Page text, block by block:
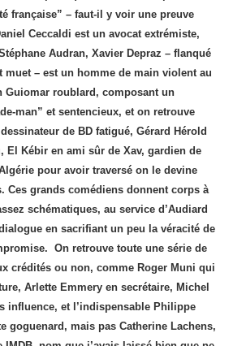
française” – faut-il y voir une preuve
Ceccaldi est un avocat extrémiste,
Audran, Xavier Depraz – flanqué
muet – est un homme de main violent au
Guiomar roublard, composant un
man” et sentencieux, et on retrouve
de BD fatigué, Gérard Hérold
El Kébir en ami sûr de Xav, gardien de
pour avoir traversé on le devine
Ces grands comédiens donnent corps à
schématiques, au service d’Audiard
en sacrifiant un peu la véracité de
On retrouve toute une série de
crédités ou non, comme Roger Muni qui
Arlette Emmery en secrétaire, Michel
influence, et l’indispensable Philippe
goguenard, mais pas Catherine Lachens,